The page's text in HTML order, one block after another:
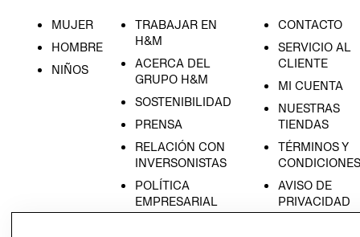
MUJER
HOMBRE
NIÑOS
TRABAJAR EN
H&M
ACERCA DEL
GRUPO H&M
SOSTENIBILIDAD
PRENSA
RELACIÓN CON
INVERSONISTAS
POLÍTICA
EMPRESARIAL
CONTACTO
SERVICIO AL
CLIENTE
MI CUENTA
NUESTRAS
TIENDAS
TÉRMINOS Y
CONDICIONES
AVISO DE
PRIVACIDAD